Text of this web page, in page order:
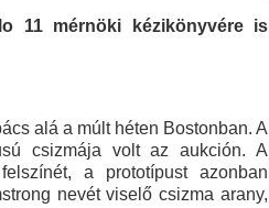
11 mérnöki kézikönyvére is
alá a múlt héten Bostonban. A
csizmája volt az aukción. A
a prototípust azonban
nevét viselő csizma arany,